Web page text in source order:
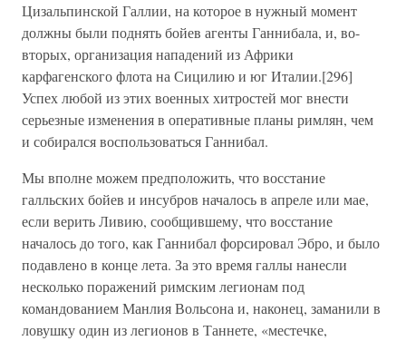
Цизальпинской Галлии, на которое в нужный момент
должны были поднять бойев агенты Ганнибала, и, во-
вторых, организация нападений из Африки
карфагенского флота на Сицилию и юг Италии.[296]
Успех любой из этих военных хитростей мог внести
серьезные изменения в оперативные планы римлян, чем
и собирался воспользоваться Ганнибал.
Мы вполне можем предположить, что восстание
галльских бойев и инсубров началось в апреле или мае,
если верить Ливию, сообщившему, что восстание
началось до того, как Ганнибал форсировал Эбро, и было
подавлено в конце лета. За это время галлы нанесли
несколько поражений римским легионам под
командованием Манлия Вольсона и, наконец, заманили в
ловушку один из легионов в Таннете, «местечке,